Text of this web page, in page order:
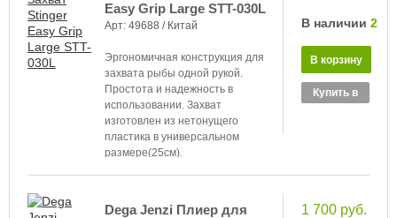
Easy Grip Large STT-030L
Арт: 49688 / Китай
Эргономичная конструкция для
захвата рыбы одной рукой.
Простота и надежность в
использовании. Захват
изготовлен из нетонущего
пластика в универсальном
размере(25см).
В наличии 2
Купить в
Dega Jenzi Плиер для
1 700 руб.